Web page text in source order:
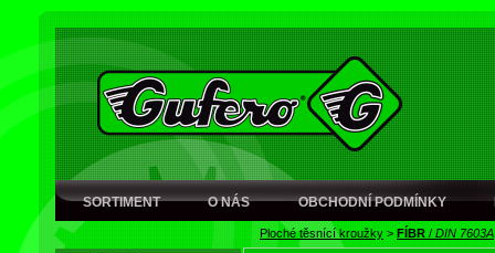
SORTIMENT O NÁS OBCHODNÍ PODMÍNKY
Ploché těsnící kroužky > FÍBR / DIN 7603A